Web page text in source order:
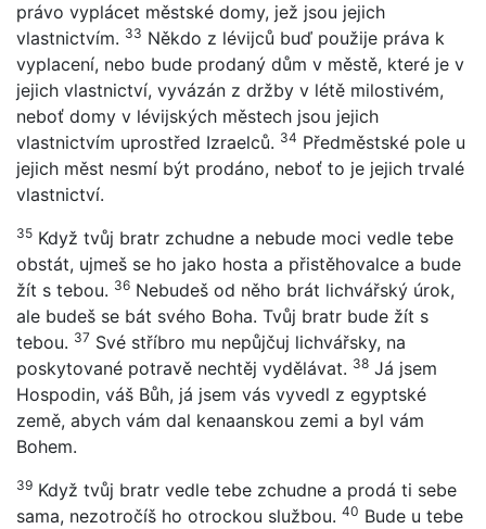
právo vyplácet městské domy, jež jsou jejich
vlastnictvím. 33 Někdo z lévijců buď použije práva k
vyplacení, nebo bude prodaný dům v městě, které je v
jejich vlastnictví, vyvázán z držby v létě milostivém,
neboť domy v lévijských městech jsou jejich
vlastnictvím uprostřed Izraelců. 34 Předměstské pole u
jejich měst nesmí být prodáno, neboť to je jejich trvalé
vlastnictví.
35 Když tvůj bratr zchudne a nebude moci vedle tebe
obstát, ujmeš se ho jako hosta a přistěhovalce a bude
žít s tebou. 36 Nebudeš od něho brát lichvářský úrok,
ale budeš se bát svého Boha. Tvůj bratr bude žít s
tebou. 37 Své stříbro mu nepůjčuj lichvářsky, na
poskytované potravě nechtěj vydělávat. 38 Já jsem
Hospodin, váš Bůh, já jsem vás vyvedl z egyptské
země, abych vám dal kenaanskou zemi a byl vám
Bohem.
39 Když tvůj bratr vedle tebe zchudne a prodá ti sebe
sama, nezotročíš ho otrockou službou. 40 Bude u tebe